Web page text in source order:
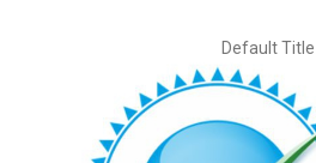
Default Title